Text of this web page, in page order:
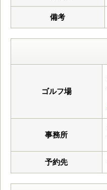
備考
ゴルフ場
事務所
予約先